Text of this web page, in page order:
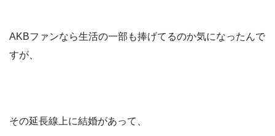
AKBファンなら生活の一部も捧げてるのか気になったんで
すが、
その延長線上に結婚があって、